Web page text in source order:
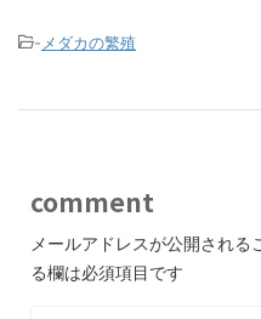
- メダカの繁殖
comment
メールアドレスが公開される
る欄は必須項目です